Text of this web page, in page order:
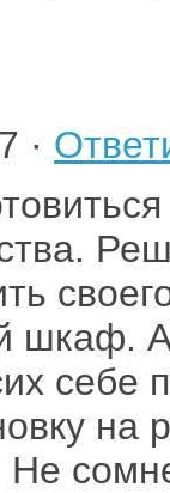
·
шкаф.
себе